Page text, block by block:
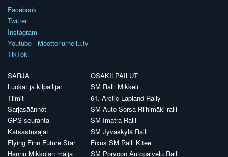
Facebook
Twitter
Instagram
Youtube - Moottoriurheilu.tv
TikTok
SARJA
Luokat ja kilpailijat
Tiimit
Sarjasäännöt
GPS-seuranta
Katsastusajat
Flying Finn Future Star
Hannu Mikkolan malja
OSAKILPAILUT
SM Ralli Mikkeli
61. Arctic Lapland Rally
SM Auto Sorsa Riihimäki-ralli
SM Imatra Ralli
SM Jyväskylä Ralli
Fixus SM Ralli Kitee
SM Porvoon Autopalvelu Ralli